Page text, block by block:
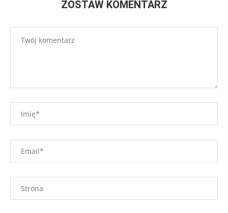
ZOSTAW KOMENTARZ